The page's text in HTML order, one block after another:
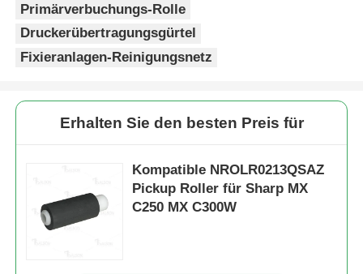
Primärverbuchungs-Rolle
Druckerübertragungsgürtel
Fixieranlagen-Reinigungsnetz
Erhalten Sie den besten Preis für
Kompatible NROLR0213QSAZ
Pickup Roller für Sharp MX
C250 MX C300W